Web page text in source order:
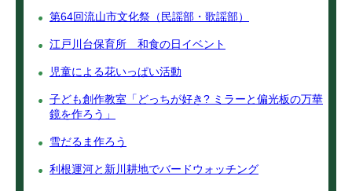
第64回流山市文化祭（民謡部・歌謡部）
江戸川台保育所 和食の日イベント
児童による花いっぱい活動
子ども創作教室「どっちが好き? ミラーと偏光板の万華
鏡を作ろう」
雪だるま作ろう
利根運河と新川耕地でバードウォッチング